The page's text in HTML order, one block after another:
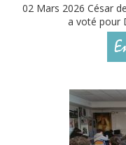
02 Mars 2026 César
a voté pour